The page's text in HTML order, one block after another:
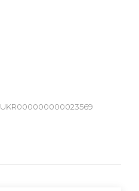
UKR000000000023569